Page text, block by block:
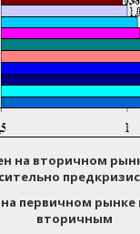
на вторичном
первичном рынке
вторичным